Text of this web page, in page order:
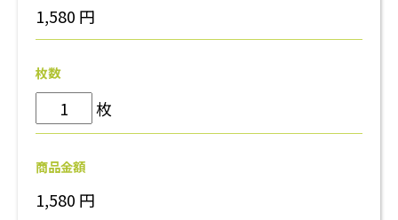
1,580 円
枚数
枚
商品金額
1,580 円